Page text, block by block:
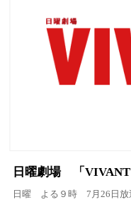
日曜劇場 「VIVANT
日曜 よる９時 7月26日放